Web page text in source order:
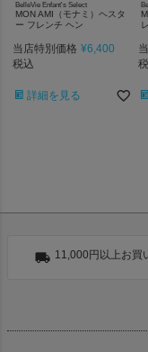
BelleVie Enfant's Select
MON AMI（モナミ）ヘスタ
ー フレンチ ヘン
当店特別価格 ¥6,400
税込
詳細を見る
11,000円以上お買